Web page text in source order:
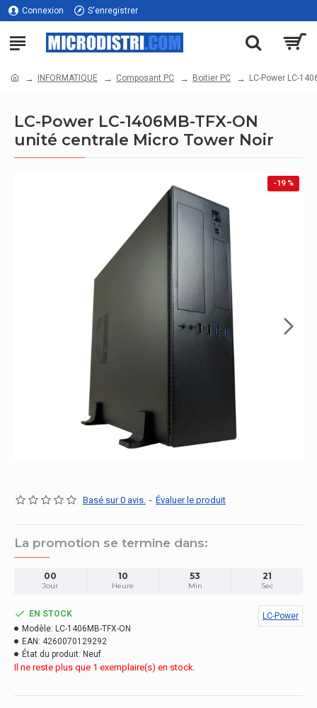
Connexion S'enregistrer
INFORMATIQUE Composant PC Boitier PC LC-Power LC-
LC-Power LC-1406MB-TFX-ON
unité centrale Micro Tower Noir
-19 %
Basé sur 0 avis. - Évaluer le produit
La promotion se termine dans:
00
Jour
10
Heure
53
Min
21
Sec
EN STOCK
Modèle: LC-1406MB-TFX-ON
EAN: 4260070129292
État du produit: Neuf
LC-Power
Il ne reste plus que 1 exemplaire(s) en stock.